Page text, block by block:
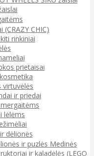
(CRAZY CHIC)
rinkiniai
prietaisai
virtuvėlės
ir priedai
lėlėms
dėlionės
ir puzlės Medinės
ir kaladėlės (LEGO